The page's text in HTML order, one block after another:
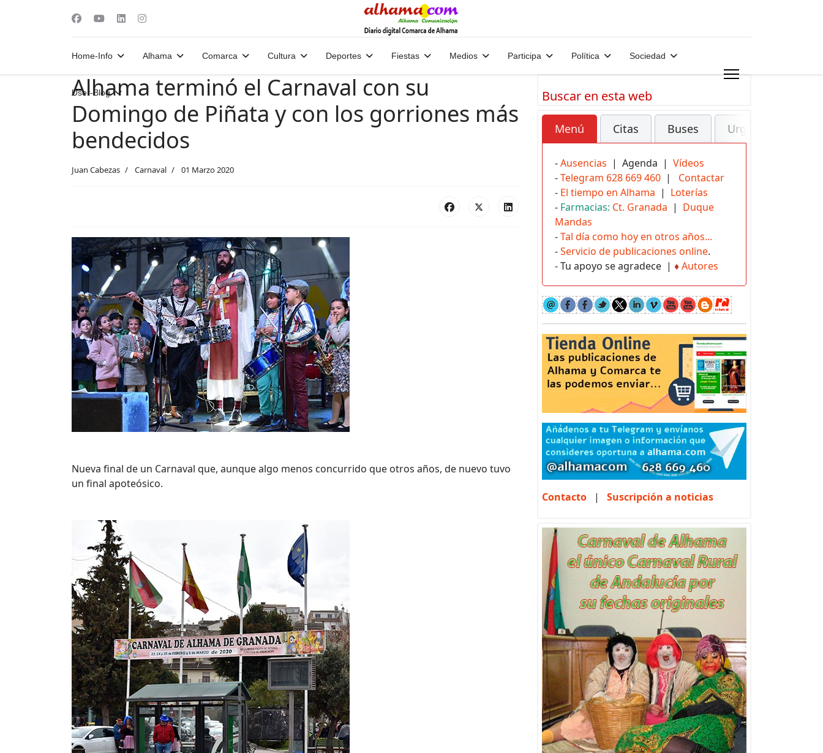
Home-Info Alhama Comarca Cultura Deportes Fiestas Medios Participa Política Sociedad
User-Blog
Alhama terminó el Carnaval con su
Domingo de Piñata y con los gorriones más
bendecidos
Juan Cabezas Carnaval 01 Marzo 2020
Nueva final de un Carnaval que, aunque algo menos concurrido que otros años, de nuevo tuvo
un final apoteósico.
Buscar en esta web
Menú Citas Buses Urgencias
-Ausencias | Agenda | Vídeos
-Telegram 628 669 460 | Contactar
- El tiempo en Alhama | Loterías
- Farmacias: Ct. Granada | Duque
Mandas
-Tal día como hoy en otros años...
-Servicio de publicaciones online.
- Tu apoyo se agradece | ♦Autores
Contacto | Suscripción a noticias